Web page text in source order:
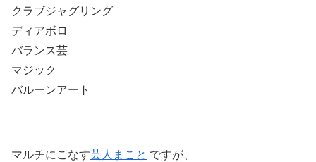
クラブジャグリング
ディアボロ
バランス芸
マジック
バルーンアート
マルチにこなす芸人まこと ですが、